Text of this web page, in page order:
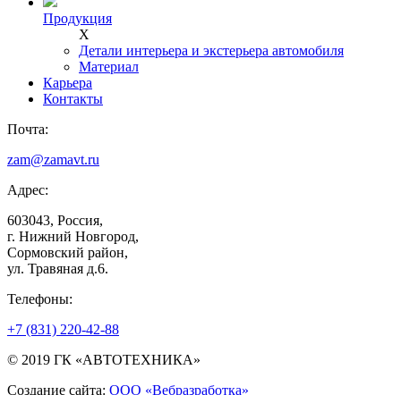
Продукция
Х
Детали интерьера и экстерьера автомобиля
Материал
Карьера
Контакты
Почта:
zam@zamavt.ru
Адрес:
603043, Россия,
г. Нижний Новгород,
Сормовский район,
ул. Травяная д.6.
Телефоны:
+7 (831) 220-42-88
© 2019 ГК «АВТОТЕХНИКА»
Создание сайта: ООО «Вебразработка»